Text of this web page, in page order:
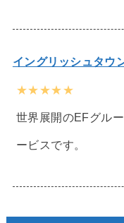
イングリッシュタウ
★★★★★
世界展開のEFグル
ービスです。